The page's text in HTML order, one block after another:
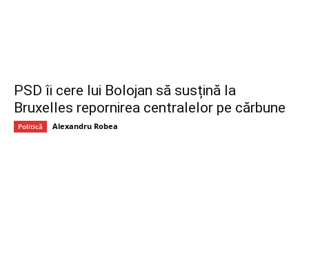
PSD îi cere lui Bolojan să susțină la
Bruxelles repornirea centralelor pe cărbune
Politică Alexandru Robea